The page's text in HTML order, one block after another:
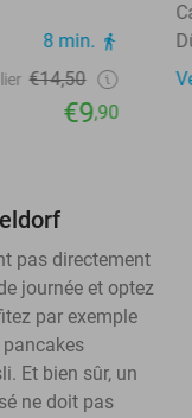
8 min.
€14,50
€9,90
pas directement
journée et optez
par exemple
Et bien sûr, un
ne doit pas